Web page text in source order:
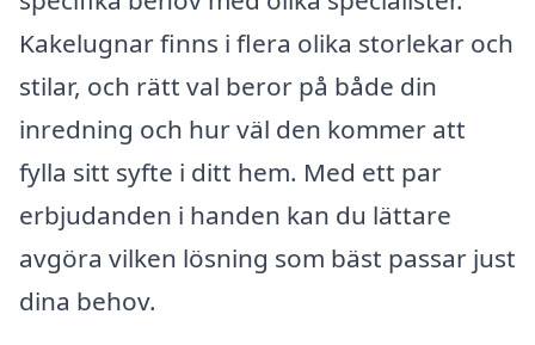
Kakelugnar finns i flera olika storlekar och
stilar, och rätt val beror på både din
inredning och hur väl den kommer att
fylla sitt syfte i ditt hem. Med ett par
erbjudanden i handen kan du lättare
avgöra vilken lösning som bäst passar just
dina behov.